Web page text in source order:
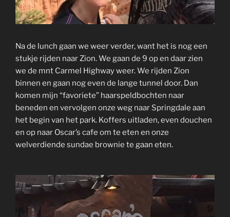
Na de lunch gaan we weer verder, want het is nog een
stukje rijden naar Zion. We gaan de 9 op en daar zien
we de mnt Carmel Highway weer. We rijden Zion
binnen en gaan nog even de lange tunnel door. Dan
komen mijn “favoriete” haarspeldbochten naar
beneden en vervolgen onze weg naar Springdale aan
het begin van het park. Koffers uitladen, even douchen
en op naar Oscar’s cafe om te eten en onze
welverdiende sundae brownie te gaan eten.